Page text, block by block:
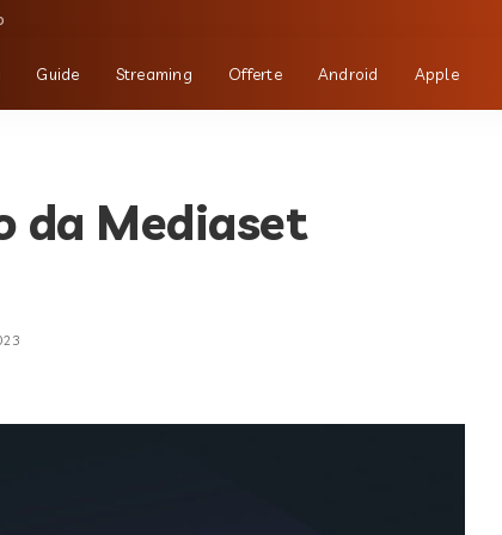
Guide Streaming Offerte Android Apple
da Mediaset